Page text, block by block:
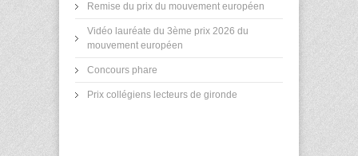
Remise du prix du mouvement européen
Vidéo lauréate du 3ème prix 2026 du
mouvement européen
Concours phare
Prix collégiens lecteurs de gironde